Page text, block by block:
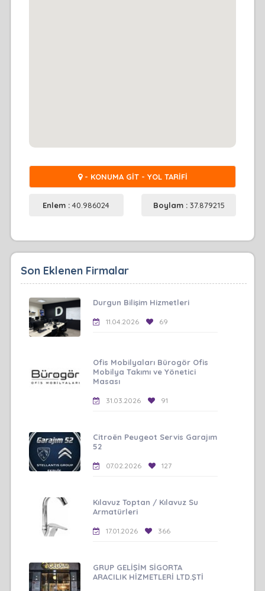
- KONUMA GİT - YOL TARİFİ
Enlem :40.986024 Boylam : 37.879215
Son Eklenen Firmalar
Durgun Bilişim Hizmetleri
11.04.2026 69
Ofis Mobilyaları Bürogör Ofis
Mobilya Takımı ve Yönetici
Masası
31.03.2026 91
Citroën Peugeot Servis Garajım
52
07.02.2026 127
Kılavuz Toptan / Kılavuz Su
Armatürleri
17.01.2026 366
GRUP GELİŞİM SİGORTA
ARACILIK HİZMETLERİ LTD.ŞTİ